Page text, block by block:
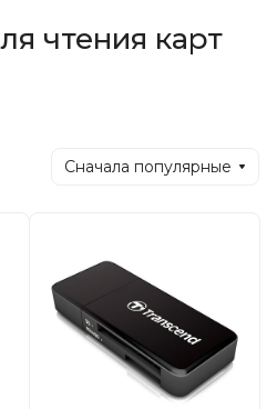
чтения карт
Сначала популярные